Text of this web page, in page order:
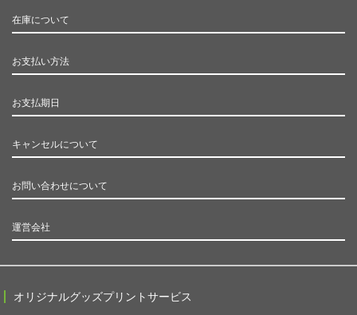
在庫について
お支払い方法
お支払期日
キャンセルについて
お問い合わせについて
運営会社
オリジナルグッズプリントサービス